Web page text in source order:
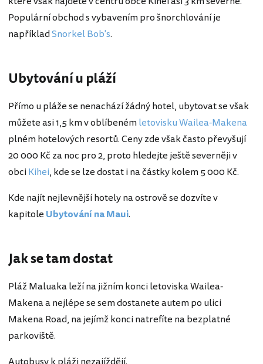
Populární obchod s vybavením pro šnorchlování je
napříkladSnorkel Bob's.
Ubytování u pláží
Přímo u pláže se nenachází žádný hotel, ubytovat se však
můžete asi 1,5 km v oblíbenémletovisku Wailea-Makena
plném hotelových resortů. Ceny zde však často převyšují
20 000 Kč za noc pro 2, proto hledejte ještě severněji v
obciKihei, kde se lze dostat i na částky kolem 5 000 Kč.
Kde najít nejlevnější hotely na ostrově se dozvíte v
kapitole Ubytování na Maui.
Jak se tam dostat
Pláž Maluaka leží na jižním konci letoviska Wailea-
Makena a nejlépe se sem dostanete autem po ulici
Makena Road, na jejímž konci natrefíte na bezplatné
parkoviště.